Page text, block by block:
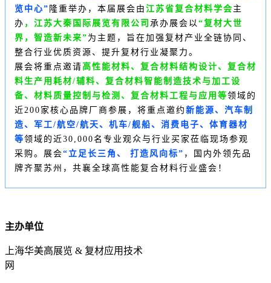
览中心” 隆重举办，本届展会 由 江苏省复合材料学会 主
办 ，江苏大秦国际展览有限公司 承办展会 以 “复材大世
界，智造新未来” 为主题，旨在加强复材产业全链协同、
整合行业优质资源、提升复材行业凝聚力。
展会将重点邀请 高性能材料、复合材料结构设计、复合材
料生产用耗材/辅料、复合材料智能制造技术与加工设
备、材料质量控制与检测、复合材料工程与应用等领域的
近200家核心品牌厂商参展，将重点邀约 新能源、汽车制
造、军工/航空/航天、机车/舰船、消费电子、体育器材
等领域的近30,000名专业观众与行业买家莅临现场参观
采购。展会“立足长三角、 打造风向标” ，国内外领先品
牌齐聚苏州，共襄全球高性能复合材料行业盛会！
主办单位
上海华美高展览 & 复材应用技术
网